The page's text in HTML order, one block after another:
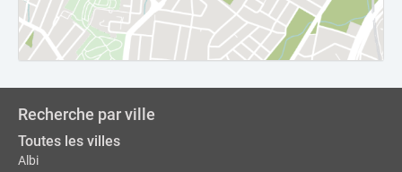
Recherche par ville
Toutes les villes
Albi